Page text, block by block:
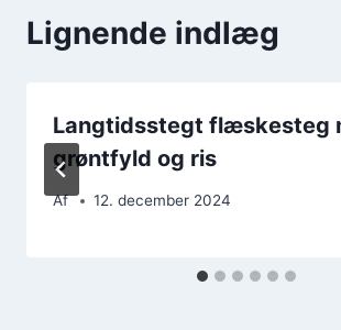
Lignende indlæg
Langtidsstegt flæskesteg
grøntfyld og ris
Af 12. december 2024